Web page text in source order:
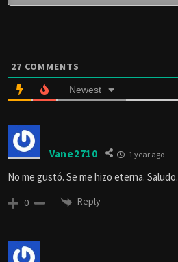
27 COMMENTS
Newest
Vane2710 1 year ago
No me gustó. Se me hizo eterna. Saludo.
0 Reply